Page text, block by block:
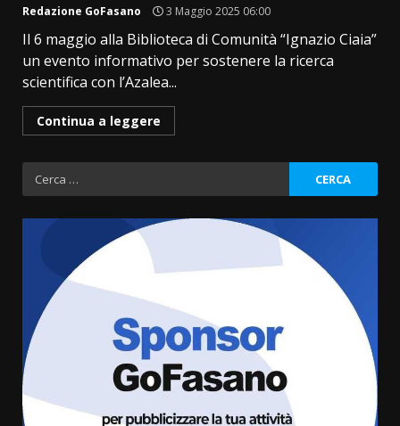
Redazione GoFasano 3 Maggio 2025 06:00
Il 6 maggio alla Biblioteca di Comunità “Ignazio Ciaia”
un evento informativo per sostenere la ricerca
scientifica con l’Azalea...
Continua a leggere
Ricerca
per:
La Banda Città di Fasano apre
ufficialmente la Festa di
8 Agosto 2026 11:00